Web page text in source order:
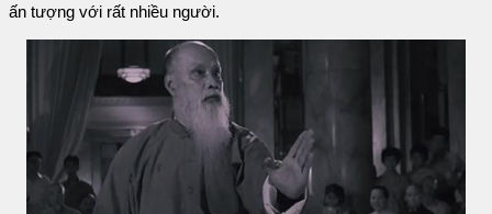
ấn tượng với rất nhiều người.